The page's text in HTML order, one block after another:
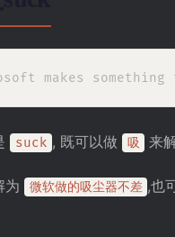
suck , 既可以做 吸 来
为 微软做的吸尘器不差 ,也